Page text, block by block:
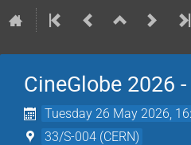
CineGlobe 2026
Tuesday 26 May 2026,
33/S-004 (CERN)